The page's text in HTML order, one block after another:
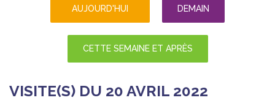
AUJOURD'HUI DEMAIN
CETTE SEMAINE ET APRÈS
VISITE(S) DU 20 AVRIL 2022